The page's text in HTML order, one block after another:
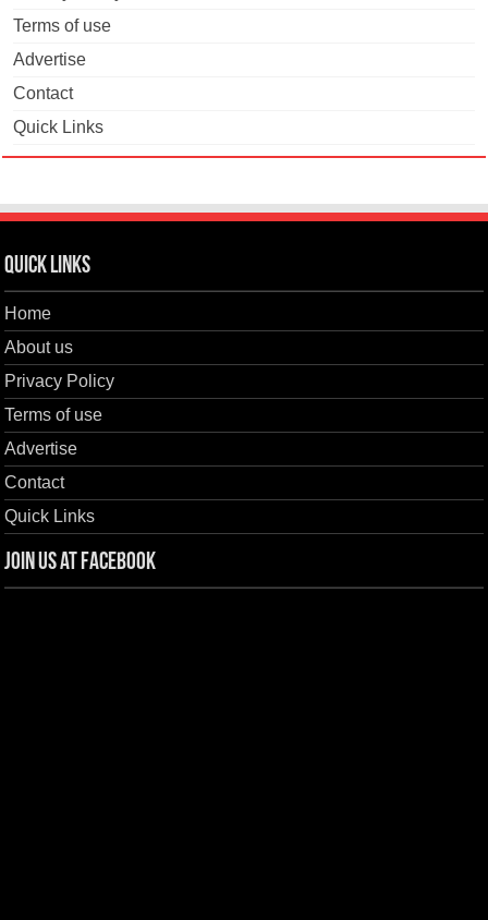
Terms of use
Advertise
Contact
Quick Links
Quick Links
Home
About us
Privacy Policy
Terms of use
Advertise
Contact
Quick Links
Join us at Facebook